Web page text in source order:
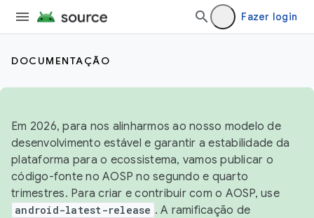
Fazer login
DOCUMENTAÇÃO
Em 2026, para nos alinharmos ao nosso modelo de
desenvolvimento estável e garantir a estabilidade da
plataforma para o ecossistema, vamos publicar o
código-fonte no AOSP no segundo e quarto
trimestres. Para criar e contribuir com o AOSP, use
android-latest-release . A ramificação de